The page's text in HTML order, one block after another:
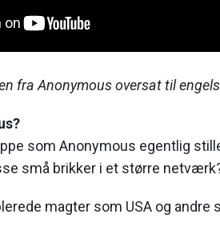
fra Anonymous oversat til
som Anonymous egentlig
små brikker i et større
magter som USA og andre